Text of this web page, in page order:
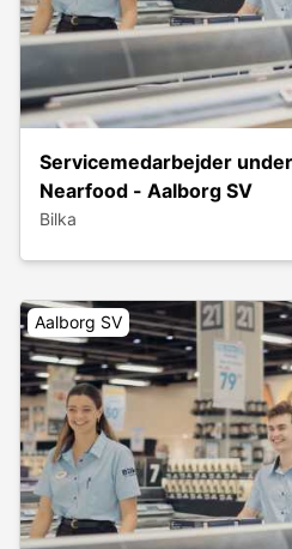
Servicemedarbejder
Nearfood - Aalborg SV
Bilka
Aalborg SV